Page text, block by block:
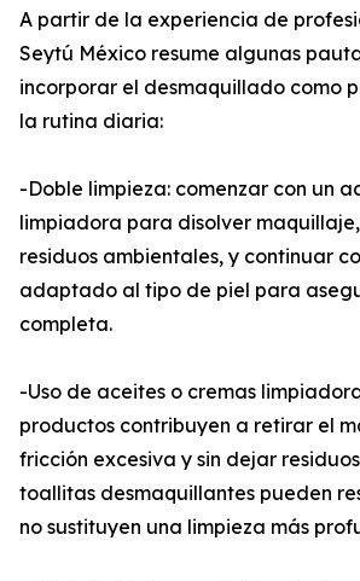
A partir de la experiencia de
Seytú México resume algunas
incorporar el desmaquillado como
la rutina diaria:
-Doble limpieza: comenzar con un
limpiadora para disolver
residuos ambientales, y continuar
adaptado al tipo de piel para
completa.
-Uso de aceites o cremas
productos contribuyen a retirar el
fricción excesiva y sin dejar
toallitas desmaquillantes pueden
no sustituyen una limpieza más